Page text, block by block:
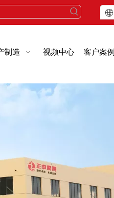
制造 视频中心 客户案例